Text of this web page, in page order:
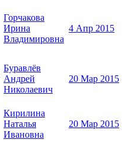
Горчакова
Ирина
Владимировна
4 Апр 2015
Буравлёв
Андрей
Николаевич
20 Мар 2015
Кирилина
Наталья
Ивановна
20 Мар 2015